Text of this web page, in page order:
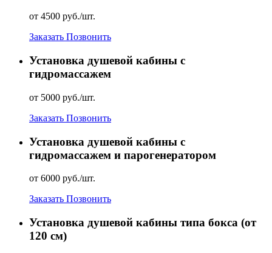
от 4500 руб./шт.
Заказать Позвонить
Установка душевой кабины с
гидромассажем
от 5000 руб./шт.
Заказать Позвонить
Установка душевой кабины с
гидромассажем и парогенератором
от 6000 руб./шт.
Заказать Позвонить
Установка душевой кабины типа бокса (от
120 см)